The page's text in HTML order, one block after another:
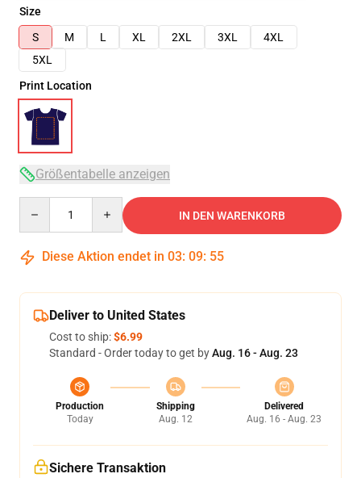
Size
S
M L XL 2XL 3XL
4XL
5XL
Print Location
Größentabelle anzeigen
IN DEN WARENKORB
Diese Aktion endet in 03: 09: 54
Deliver to United States
Cost to ship:$6.99
Standard - Order today to get byAug. 16 - Aug. 23
Production
Today
Shipping
Aug. 12
Delivered
Aug. 16 - Aug. 23
Sichere Transaktion